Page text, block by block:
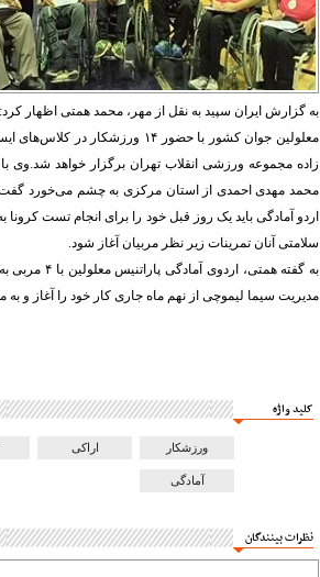
به گزارش ایران سپید به نقل از مهر، محمد همتی اظهار
محمد مهدی احمدی از استان مرکزی به چشم می‌خورد
اردو آمادگی باید یک روز قبل خود را برای انجام تست کرونا
سلامتی آنان تمرینات زیر نظر مربیان آغاز شود.
به گفته همتی، اردوی آمادگی پاراتنیسمعلولین با ۴ مربی به اسامی
مدیریت سیما لیموچی از نهم ماه جاری کار خود را آغاز و به
کلید واژه
ورزشکار اراکی
آمادگی
نظرات بینندگان